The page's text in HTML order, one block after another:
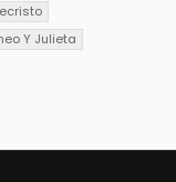
Y Julieta